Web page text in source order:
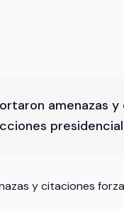
amenazas
y citaciones